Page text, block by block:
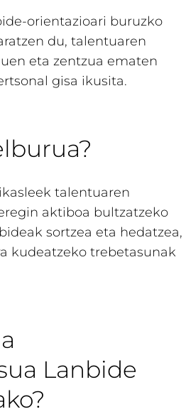
orientazioari buruzko
du, talentuaren
eta zentzua ematen
gisa ikusita.
talentuaren
aktiboa bultzatzeko
sortzea eta hedatzea,
kudeatzeko trebetasunak
Lanbide